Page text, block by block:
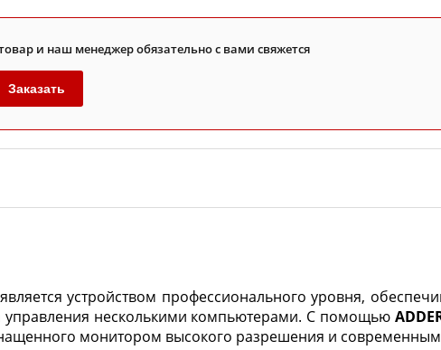
и наш менеджер обязательно с вами свяжется
Заказать
является устройством профессионального уровня,
управления несколькими компьютерами. С помощью
монитором высокого разрешения и